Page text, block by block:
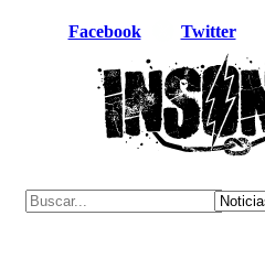
Facebook Twitter